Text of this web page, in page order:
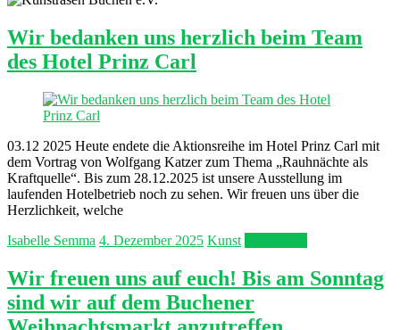
Wir bedanken uns herzlich beim Team
des Hotel Prinz Carl
03.12 2025 Heute endete die Aktionsreihe im Hotel Prinz Carl mit
dem Vortrag von Wolfgang Katzer zum Thema „Rauhnächte als
Kraftquelle“. Bis zum 28.12.2025 ist unsere Ausstellung im
laufenden Hotelbetrieb noch zu sehen. Wir freuen uns über die
Herzlichkeit, welche
Isabelle Semma 4. Dezember 2025 Kunst
Wir freuen uns auf euch! Bis am Sonntag
sind wir auf dem Buchener